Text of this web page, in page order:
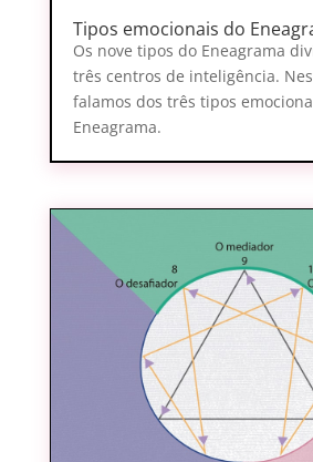
Tipos emocionais do
Os nove tipos do Eneagrama
três centros de inteligência.
falamos dos três tipos
Eneagrama.